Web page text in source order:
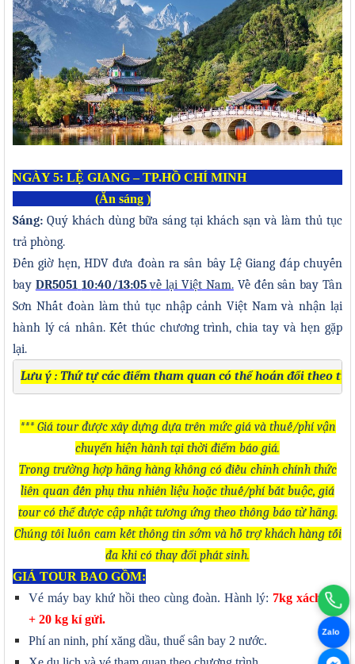
NGÀY 5:LỆ GIANG– TP.HỒ CHÍ MINH
(Ăn sáng )
Sáng: Quý khách dùng bữa sáng tại khách sạn và làm thủ tục
trả phòng.
Đến giờ hẹn, HDV đưa đoàn rasân bâyLệ Giang đáp chuyến
bay DR5051 10:40/13:05về lại Việt Nam. Về đến sân bayTân
Sơn Nhất đoàn làm thủ tục nhập cảnh Việt Nam và nhận lại
hành lý cá nhân. Kết thúc chương trình, chia tay và hẹn gặp
lại.
Lưu ý : Thứ tự các điểm tham quan có thể hoán đổi theo
*** Giá tour được xây dựng dựa trên mức giá và thuế/phí vận
chuyển hiện hành tại thời điểm báo giá.
Trong trường hợp hãng hàng không có điều chỉnh chính thức
liên quan đến phụ thu nhiên liệu hoặc thuế/phí bắt buộc, giá
tour có thể được cập nhật tương ứng theo thông báo từ hãng.
Chúng tôi luôn cam kết thông tin sớm và hỗ trợ khách hàng tối
đa khi có thay đổi phát sinh.
GIÁ TOUR BAO GỒM:
Vé máy bay khứ hồi theo cùng đoàn. Hành lý: 7kg xách tay
+ 20 kg kí gửi.
Phí an ninh, phí xăng dầu, thuế sân bay 2 nước.
Zalo